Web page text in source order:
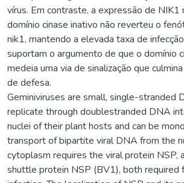
vírus. Em contraste, a expressão de NIK1
domínio cinase inativo não reverteu o
nik1, mantendo a elevada taxa de
suportam o argumento de que o domínio
medeia uma via de sinalização que
de defesa.
Geminiviruses are small, single-stranded
replicate through doublestranded DNA
nuclei of their plant hosts and can be
transport of bipartite viral DNA from the
cytoplasm requires the viral protein NSP,
shuttle protein NSP (BV1), both required